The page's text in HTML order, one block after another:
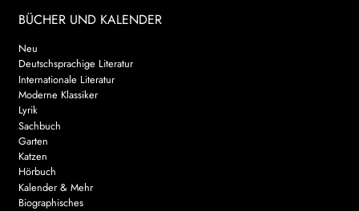
BÜCHER UND KALENDER
Neu
Deutschsprachige Literatur
Internationale Literatur
Moderne Klassiker
Lyrik
Sachbuch
Garten
Katzen
Hörbuch
Kalender & Mehr
Biographisches